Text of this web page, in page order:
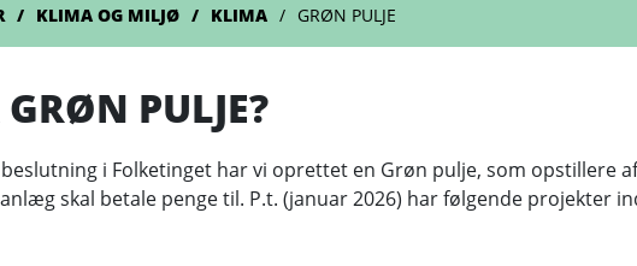
KLIMA OG MILJØ KLIMA GRØN PULJE
PULJE?
i Folketinget har vi oprettet en Grøn pulje, som opstillere af
skal betale penge til. P.t. (januar 2026) har følgende projekter